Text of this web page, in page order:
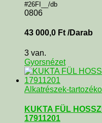
#26FI__/db
0806
43 000,0 Ft /Darab
3 van.
Gyorsnézet
Alkatrészek-
KUKTA FÜL
17911201